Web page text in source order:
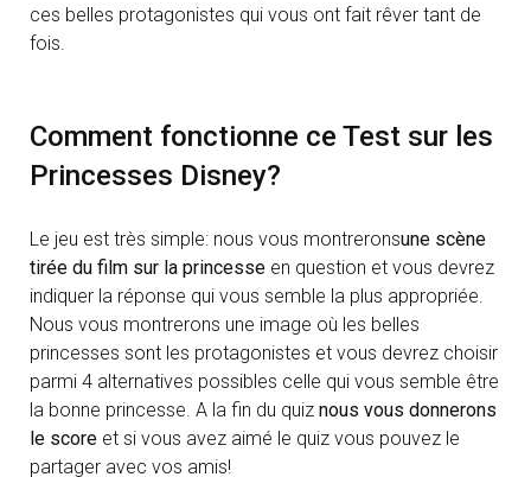
ces belles protagonistes qui vous ont fait rêver tant de
fois.
Comment fonctionne ce Test sur les
Princesses Disney?
Le jeu est très simple: nous vous montreronsune scène
tirée du film sur la princesse en question et vous devrez
indiquer la réponse qui vous semble la plus appropriée.
Nous vous montrerons une image où les belles
princesses sont les protagonistes et vous devrez choisir
parmi 4 alternatives possibles celle qui vous semble être
la bonne princesse. A la fin du quiz nous vous donnerons
le score et si vous avez aimé le quiz vous pouvez le
partager avec vos amis!